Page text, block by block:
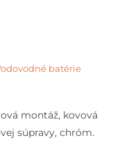
batérie
montáž, kovová
súpravy, chróm.